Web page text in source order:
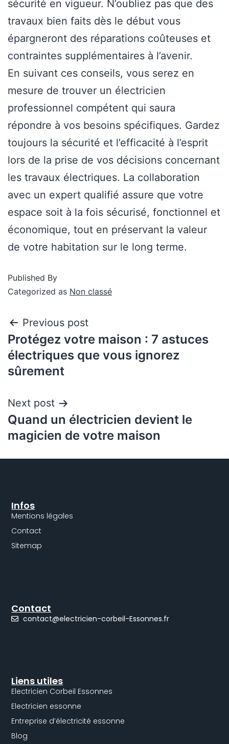
sécurité en vigueur. N’oubliez pas que des
travaux bien faits dès le début vous
épargneront des réparations coûteuses et
contraintes supplémentaires à l’avenir.
En suivant ces conseils, vous serez en
mesure de trouver un électricien
professionnel compétent qui saura
répondre à vos besoins spécifiques. Gardez
toujours la sécurité et l’efficacité à l’esprit
lors de la prise de vos décisions concernant
les travaux électriques. La collaboration
avec un expert qualifié assure que votre
espace soit à la fois sécurisé, fonctionnel et
économique, tout en préservant la valeur
de votre habitation sur le long terme.
Published By
Categorized as Non classé
Previous post
Protégez votre maison : 7 astuces
électriques que vous ignorez
sûrement
Next post
Quand un électricien devient le
magicien de votre maison
Infos
Mentions légales
Contact
Sitemap
Liens utiles
Electricien Corbeil Essonnes
Electricien essonne
Entreprise d’électricité essonne
Blog
Contact
contact@electricien-corbeil-Essonnes.fr